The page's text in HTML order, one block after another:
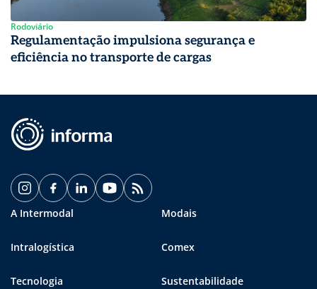
Rodoviário
Regulamentação impulsiona segurança e
eficiência no transporte de cargas
A Intermodal Modais
Intralogística Comex
Tecnologia Sustentabilidade